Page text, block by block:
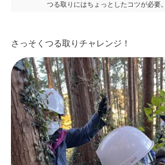
つる取りにはちょっとしたコツが必要。
さっそくつる取りチャレンジ！